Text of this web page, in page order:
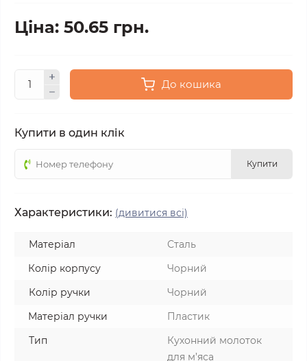
Ціна: 50.65 грн.
До кошика
Купити в один клік
Купити
Характеристики: (дивитися всі)
Матеріал
Сталь
Колір корпусу
Чорний
Колір ручки
Чорний
Матеріал ручки
Пластик
Тип
Кухонний молоток
для м’яса